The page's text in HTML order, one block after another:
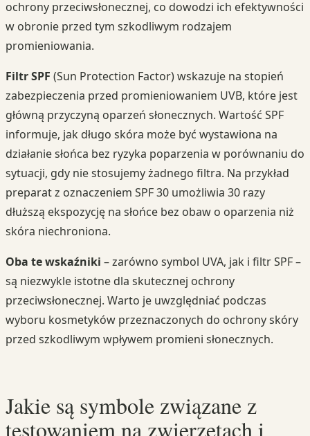
ochrony przeciwsłonecznej, co dowodzi ich efektywności
w obronie przed tym szkodliwym rodzajem
promieniowania.
Filtr SPF (Sun Protection Factor) wskazuje na stopień
zabezpieczenia przed promieniowaniem UVB, które jest
główną przyczyną oparzeń słonecznych. Wartość SPF
informuje, jak długo skóra może być wystawiona na
działanie słońca bez ryzyka poparzenia w porównaniu do
sytuacji, gdy nie stosujemy żadnego filtra. Na przykład
preparat z oznaczeniem SPF 30 umożliwia 30 razy
dłuższą ekspozycję na słońce bez obaw o oparzenia niż
skóra niechroniona.
Oba te wskaźniki – zarówno symbol UVA, jak i filtr SPF –
są niezwykle istotne dla skutecznej ochrony
przeciwsłonecznej. Warto je uwzględniać podczas
wyboru kosmetyków przeznaczonych do ochrony skóry
przed szkodliwym wpływem promieni słonecznych.
Jakie są symbole związane z
testowaniem na zwierzętach i